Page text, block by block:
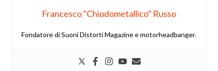
Francesco "Chiodometallico" Russo
Fondatore di Suoni Distorti Magazine e motorheadbanger.